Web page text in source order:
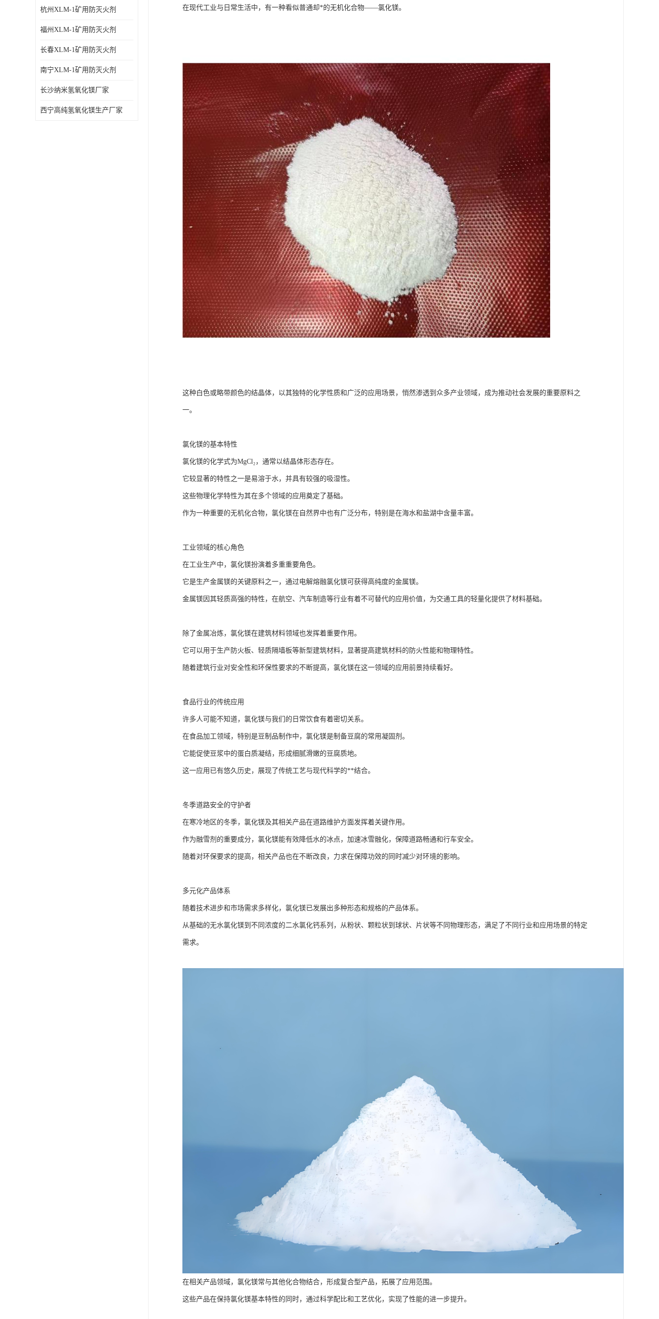
杭州XLM-1矿用防灭火剂
福州XLM-1矿用防灭火剂
长春XLM-1矿用防灭火剂
南宁XLM-1矿用防灭火剂
长沙纳米氢氧化镁厂家
西宁高纯氢氧化镁生产厂家
在现代工业与日常生活中，有一种看似普通却*的无机化合物——氯化镁。
这种白色或略带颜色的结晶体，以其独特的化学性质和广泛的应用场景，悄然渗透到众多产业领域，成为推动社会发展的重要原料之
一。
氯化镁的基本特性
氯化镁的化学式为MgCl₂，通常以结晶体形态存在。
它较显著的特性之一是易溶于水，并具有较强的吸湿性。
这些物理化学特性为其在多个领域的应用奠定了基础。
作为一种重要的无机化合物，氯化镁在自然界中也有广泛分布，特别是在海水和盐湖中含量丰富。
工业领域的核心角色
在工业生产中，氯化镁扮演着多重重要角色。
它是生产金属镁的关键原料之一，通过电解熔融氯化镁可获得高纯度的金属镁。
金属镁因其轻质高强的特性，在航空、汽车制造等行业有着不可替代的应用价值，为交通工具的轻量化提供了材料基础。
除了金属冶炼，氯化镁在建筑材料领域也发挥着重要作用。
它可以用于生产防火板、轻质隔墙板等新型建筑材料，显著提高建筑材料的防火性能和物理特性。
随着建筑行业对安全性和环保性要求的不断提高，氯化镁在这一领域的应用前景持续看好。
食品行业的传统应用
许多人可能不知道，氯化镁与我们的日常饮食有着密切关系。
在食品加工领域，特别是豆制品制作中，氯化镁是制备豆腐的常用凝固剂。
它能促使豆浆中的蛋白质凝结，形成细腻滑嫩的豆腐质地。
这一应用已有悠久历史，展现了传统工艺与现代科学的**结合。
冬季道路安全的守护者
在寒冷地区的冬季，氯化镁及其相关产品在道路维护方面发挥着关键作用。
作为融雪剂的重要成分，氯化镁能有效降低水的冰点，加速冰雪融化，保障道路畅通和行车安全。
随着对环保要求的提高，相关产品也在不断改良，力求在保障功效的同时减少对环境的影响。
多元化产品体系
随着技术进步和市场需求多样化，氯化镁已发展出多种形态和规格的产品体系。
从基础的无水氯化镁到不同浓度的二水氯化钙系列，从粉状、颗粒状到球状、片状等不同物理形态，满足了不同行业和应用场景的特定
需求。
在相关产品领域，氯化镁常与其他化合物结合，形成复合型产品，拓展了应用范围。
这些产品在保持氯化镁基本特性的同时，通过科学配比和工艺优化，实现了性能的进一步提升。